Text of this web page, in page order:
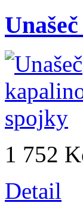
1 752
Detail